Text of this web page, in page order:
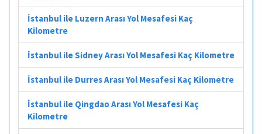
İstanbul ile Luzern Arası Yol Mesafesi Kaç
Kilometre
İstanbul ile Sidney Arası Yol Mesafesi Kaç Kilometre
İstanbul ile Durres Arası Yol Mesafesi Kaç Kilometre
İstanbul ile Qingdao Arası Yol Mesafesi Kaç
Kilometre